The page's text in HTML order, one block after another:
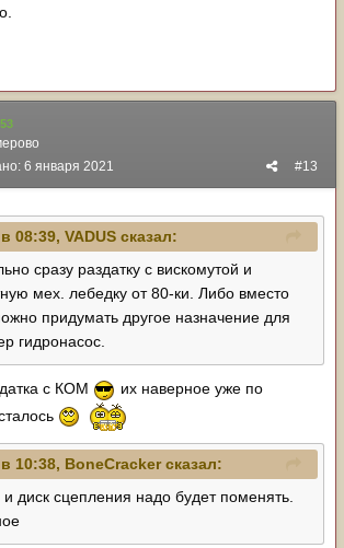
53
#13
6 января 2021
08:39, VADUS сказал:
сразу раздатку с вискомутой и
мех. лебедку от 80-ки. Либо вместо
придумать другое назначение для
гидронасос.
с КОМ
их наверное уже по
10:38, BoneCrackerсказал:
и диск сцепления надо будет поменять.